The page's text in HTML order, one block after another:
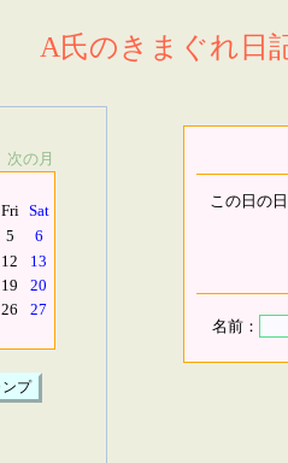
A氏のきまぐれ日
次の月
Fri Sat
5
6
12
13
19
20
26
27
この日の
名前：